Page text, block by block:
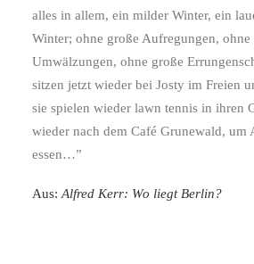
alles in allem, ein milder Winter, ein
Winter; ohne große Aufregungen, ohne
Umwälzungen, ohne große
sitzen jetzt wieder bei Josty im Freien
sie spielen wieder lawn tennis in ihren
wieder nach dem Café Grunewald, um
essen…”
Aus: Alfred Kerr: Wo liegt Berlin?